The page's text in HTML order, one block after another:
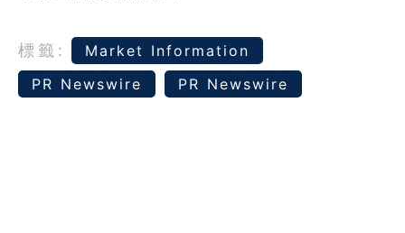
標籤:
Market Information
PR Newswire
PR Newswire